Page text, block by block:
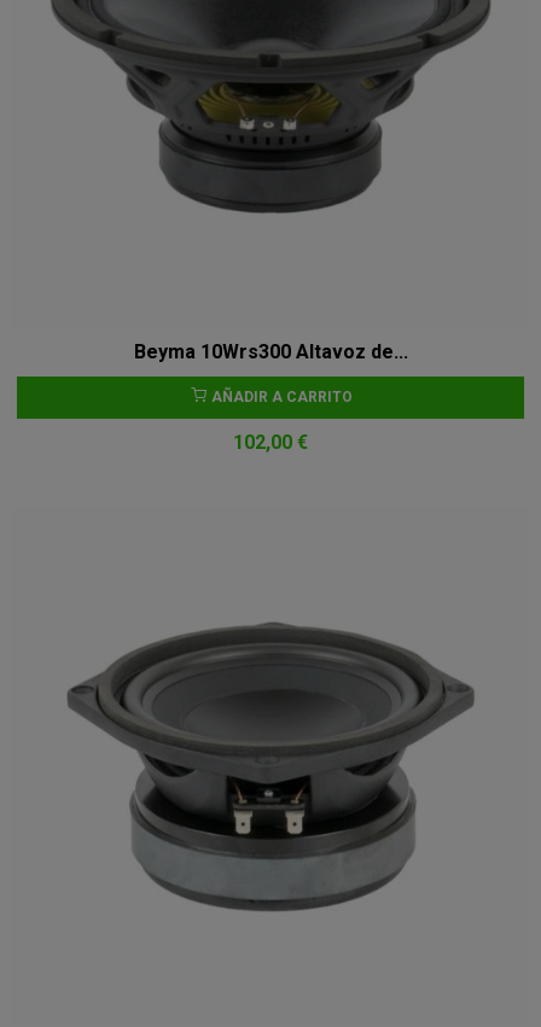
Beyma 10Wrs300 Altavoz de...
AÑADIR A CARRITO
102,00 €